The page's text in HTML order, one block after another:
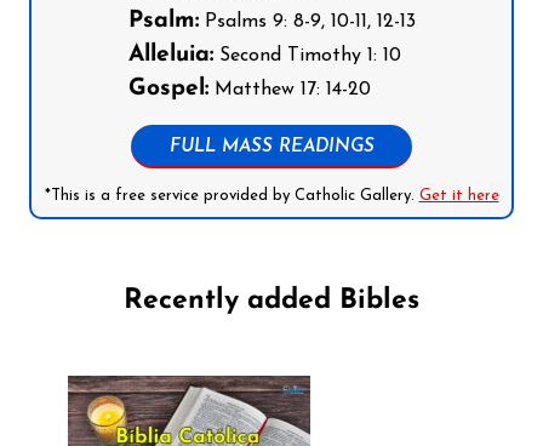
Psalm:Psalms 9: 8-9, 10-11, 12-13
Alleluia:Second Timothy 1: 10
Gospel:Matthew 17: 14-20
FULL MASS READINGS
*This is a free service provided by Catholic Gallery. Get it here
Recently added Bibles